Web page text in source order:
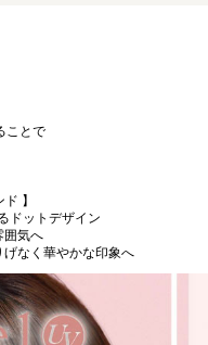
ことで
】
ドットデザイン
囲気へ
げなく華やかな印象へ